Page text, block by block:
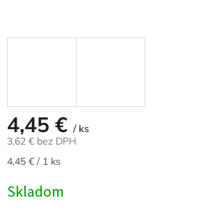
4,45 € / ks
3,62 € bez DPH
Jednotková
4,45 € / 1 ks
Skladom